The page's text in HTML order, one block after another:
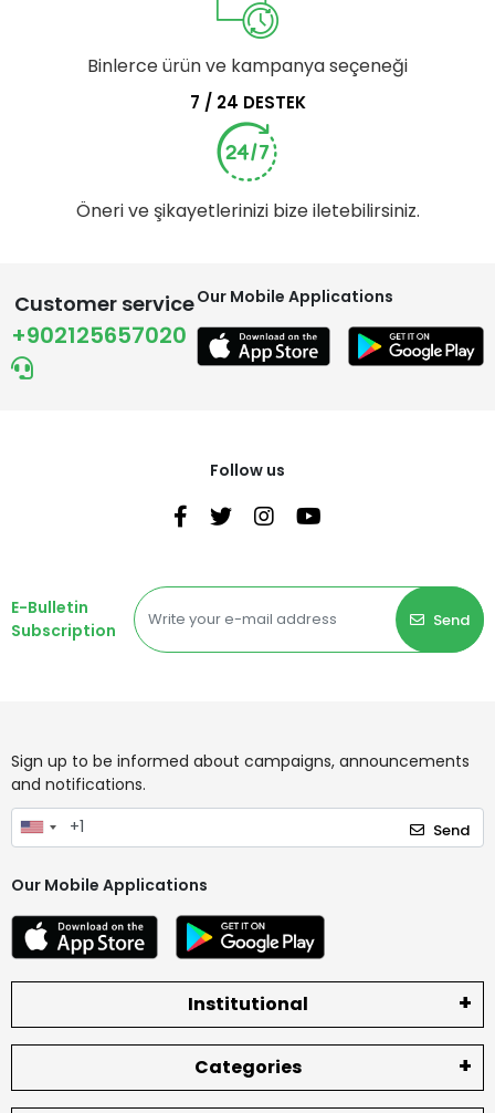
Binlerce ürün ve kampanya seçeneği
7 / 24 DESTEK
Öneri ve şikayetlerinizi bize iletebilirsiniz.
Customer service
+902125657020
Our Mobile Applications
Follow us
E-Bulletin
Subscription
Send
Sign up to be informed about campaigns, announcements
and notifications.
Send
Our Mobile Applications
Institutional
Categories